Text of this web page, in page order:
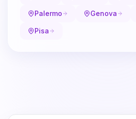
Palermo Genova
Pisa